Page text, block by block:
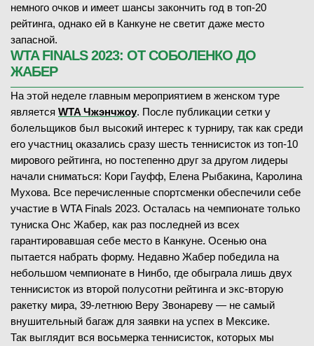
немного очков и имеет шансы закончить год в топ-20
рейтинга, однако ей в Канкуне не светит даже место
запасной.
WTA FINALS 2023: ОТ СОБОЛЕНКО ДО
ЖАБЕР
На этой неделе главным мероприятием в женском туре
является WTA Чжэнчжоу. После публикации сетки у
болельщиков был высокий интерес к турниру, так как среди
его участниц оказались сразу шесть теннисисток из топ-10
мирового рейтинга, но постепенно друг за другом лидеры
начали сниматься: Кори Гауфф, Елена Рыбакина, Каролина
Мухова. Все перечисленные спортсменки обеспечили себе
участие в WTA Finals 2023. Осталась на чемпионате только
туниска Онс Жабер, как раз последней из всех
гарантировавшая себе место в Канкуне. Осенью она
пытается набрать форму. Недавно Жабер победила на
небольшом чемпионате в Нинбо, где обыграла лишь двух
теннисисток из второй полусотни рейтинга и экс-вторую
ракетку мира, 39-летнюю Веру Звонареву — не самый
внушительный багаж для заявки на успех в Мексике.
Так выглядит вся восьмерка теннисисток, которых мы